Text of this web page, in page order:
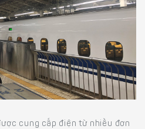
cung cấp điện từ nhiều đơn